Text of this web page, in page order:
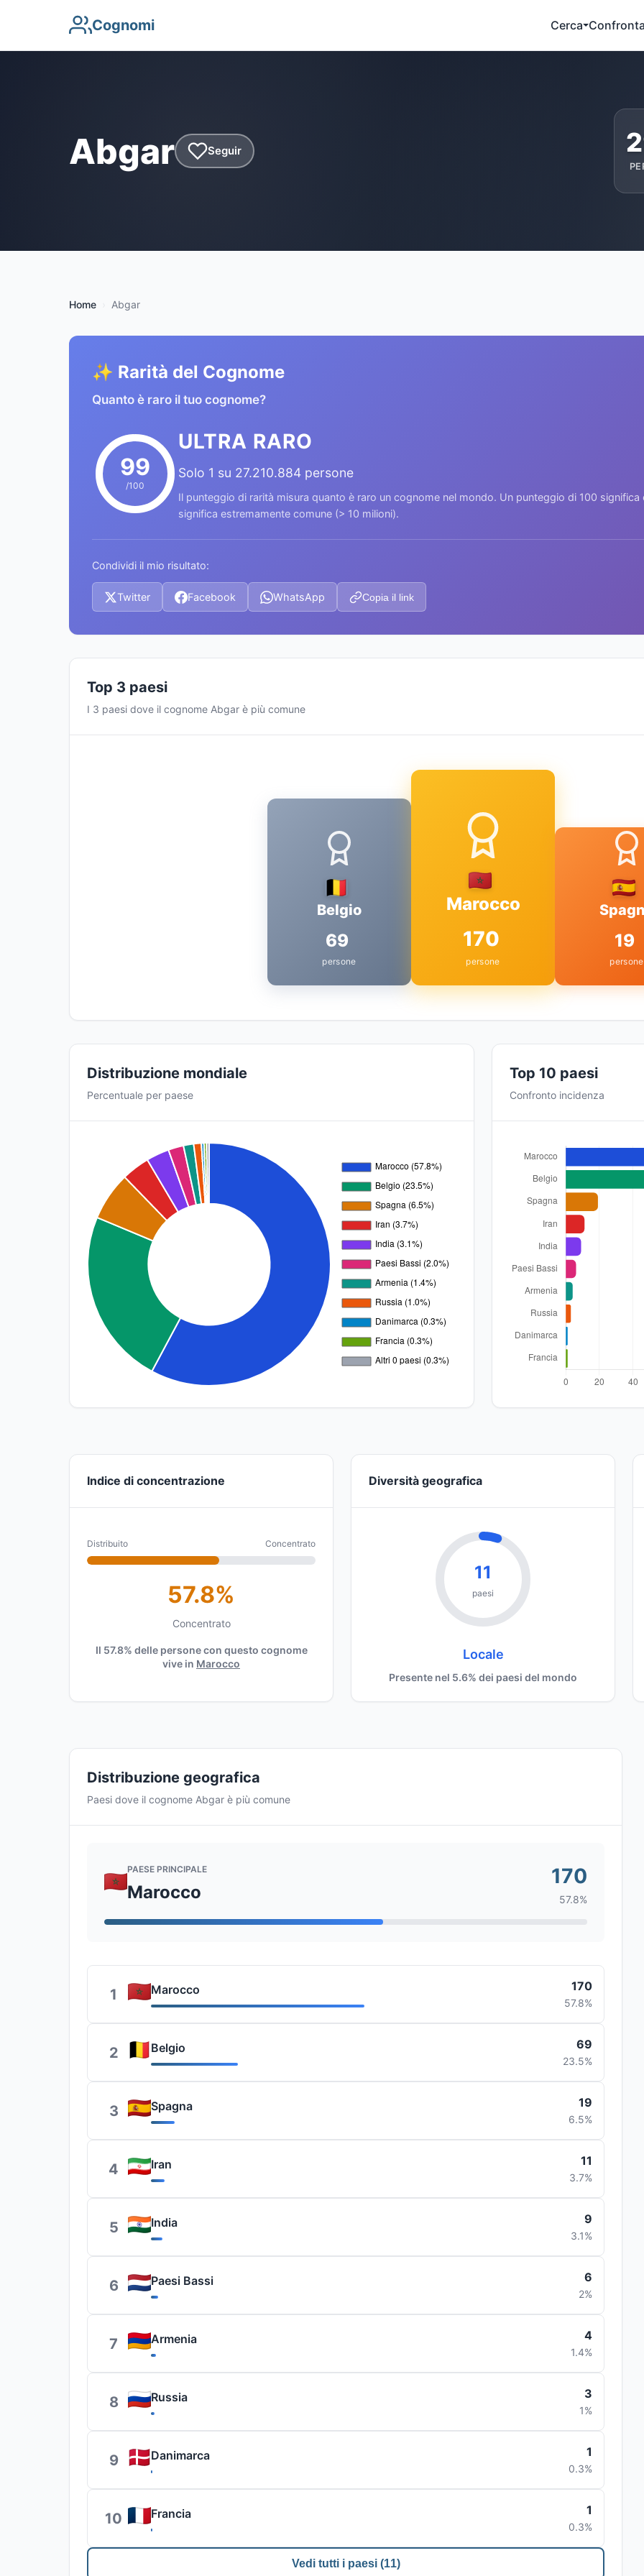
Cognomi Cerca
Abgar Seguir
Home Abgar
✨ Rarità del Cognome
Quanto è raro il tuo cognome?
99
/100
ULTRA RARO
Solo 1 su 27.210.884 persone
Il punteggio di rarità misura quanto è raro un cognome nel mondo. Un punteggio di 100
significa estremamente comune (> 10 milioni).
Condividi il mio risultato:
Twitter Facebook WhatsApp Copia il link
Top 3 paesi
I 3 paesi dove il cognome Abgar è più comune
Belgio
69
persone
Marocco
170
persone
19
persone
Distribuzione mondiale
Percentuale per paese
Top 10 paesi
Confronto incidenza
Indice di concentrazione
Distribuito Concentrato
57.8%
Concentrato
Il 57.8% delle persone con questo cognome
vive in Marocco
Diversità geografica
11
paesi
Locale
Presente nel 5.6% dei paesi del mondo
Distribuzione geografica
Paesi dove il cognome Abgar è più comune
PAESE PRINCIPALE
Marocco
170
57.8%
1 Marocco 170
57.8%
2 Belgio 69
23.5%
3 Spagna 19
6.5%
4 Iran 11
3.7%
5 India 9
3.1%
6 Paesi Bassi 6
2%
7 Armenia 4
1.4%
8 Russia 3
1%
9 Danimarca 1
0.3%
10 Francia 1
0.3%
Vedi tutti i paesi (11)